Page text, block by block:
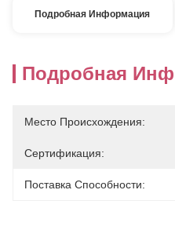
Подробная Информация
Подробная
Место Происхождения:
Сертификация:
Поставка Способности: